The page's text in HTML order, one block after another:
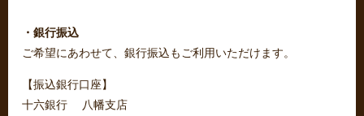
・銀行振込
ご希望にあわせて、銀行振込もご利用いただけます。
【振込銀行口座】
十六銀行 八幡支店